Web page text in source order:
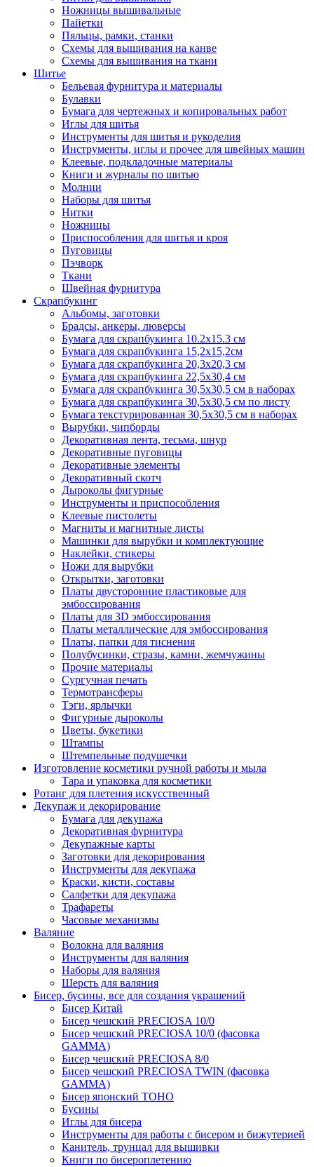
Ножницы вышивальные
Пайетки
Пяльцы, рамки, станки
Схемы для вышивания на канве
Схемы для вышивания на ткани
Шитье
Бельевая фурнитура и материалы
Булавки
Бумага для чертежных и копировальных работ
Иглы для шитья
Инструменты для шитья и рукоделия
Инструменты, иглы и прочее для швейных машин
Клеевые, подкладочные материалы
Книги и журналы по шитью
Молнии
Наборы для шитья
Нитки
Ножницы
Приспособления для шитья и кроя
Пуговицы
Пэчворк
Ткани
Швейная фурнитура
Скрапбукинг
Альбомы, заготовки
Брадсы, анкеры, люверсы
Бумага для скрапбукинга 10.2х15.3 см
Бумага для скрапбукинга 15,2х15,2см
Бумага для скрапбукинга 20,3х20,3 см
Бумага для скрапбукинга 22,5х30,4 см
Бумага для скрапбукинга 30,5х30,5 см в наборах
Бумага для скрапбукинга 30,5х30,5 см по листу
Бумага текстурированная 30,5х30,5 см в наборах
Вырубки, чипборды
Декоративная лента, тесьма, шнур
Декоративные пуговицы
Декоративные элементы
Декоративный скотч
Дыроколы фигурные
Инструменты и приспособления
Клеевые пистолеты
Магниты и магнитные листы
Машинки для вырубки и комплектующие
Наклейки, стикеры
Ножи для вырубки
Открытки, заготовки
Платы двусторонние пластиковые для
эмбоссирования
Платы для 3D эмбоссирования
Платы металлические для эмбоссирования
Платы, папки для тиснения
Полубусинки, стразы, камни, жемчужины
Прочие материалы
Сургучная печать
Термотрансферы
Тэги, ярлычки
Фигурные дыроколы
Цветы, букетики
Штампы
Штемпельные подушечки
Изготовление косметики ручной работы и мыла
Тара и упаковка для косметики
Ротанг для плетения искусственный
Декупаж и декорирование
Бумага для декупажа
Декоративная фурнитура
Декупажные карты
Заготовки для декорирования
Инструменты для декупажа
Краски, кисти, составы
Салфетки для декупажа
Трафареты
Часовые механизмы
Валяние
Волокна для валяния
Инструменты для валяния
Наборы для валяния
Шерсть для валяния
Бисер, бусины, все для создания украшений
Бисер Китай
Бисер чешский PRECIOSA 10/0
Бисер чешский PRECIOSA 10/0 (фасовка
GAMMA)
Бисер чешский PRECIOSA 8/0
Бисер чешский PRECIOSA TWIN (фасовка
GAMMA)
Бисер японский TOHO
Бусины
Иглы для бисера
Инструменты для работы с бисером и бижутерией
Канитель, трунцал для вышивки
Книги по бисероплетению